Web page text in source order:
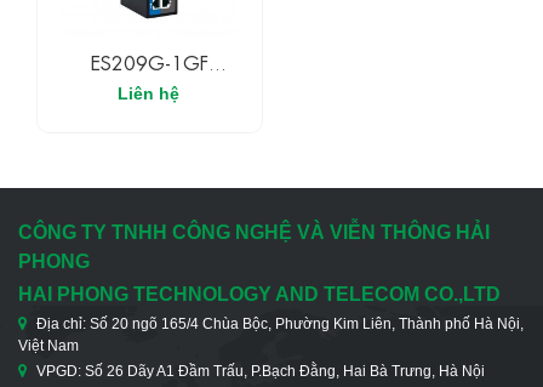
ES209G-1GF
3ONEDATA Switch
Ethernet Công Nghiệp
Liên hệ
CÔNG TY TNHH CÔNG NGHỆ VÀ VIỄN THÔNG HẢI
PHONG
HAI PHONG TECHNOLOGY AND TELECOM CO.,LTD
Địa chỉ: Số 20 ngõ 165/4 Chùa Bộc, Phường Kim Liên, Thành phố Hà Nội,
Việt Nam
VPGD: Số 26 Dãy A1 Đầm Trấu, P.Bạch Đằng, Hai Bà Trưng, Hà Nội